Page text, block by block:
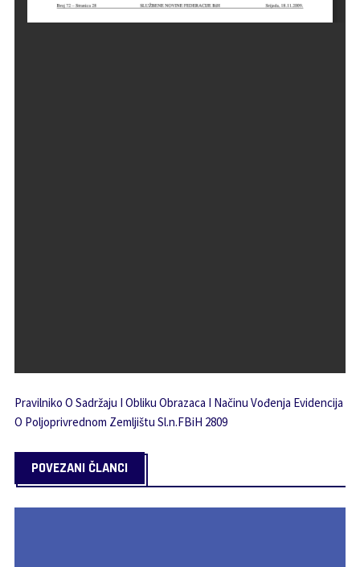
Pravilniko O Sadržaju I Obliku Obrazaca I Načinu Vođenja Evidencija
O Poljoprivrednom Zemljištu Sl.n.FBiH 2809
POVEZANI ČLANCI